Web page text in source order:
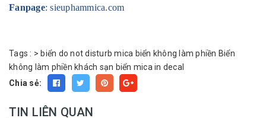
Fanpage: sieuphammica.com
Tags : >biển do not disturb mica biển không làm phiền Biển
không làm phiền khách sạn biển mica in decal
Chia sẻ:
TIN LIÊN QUAN